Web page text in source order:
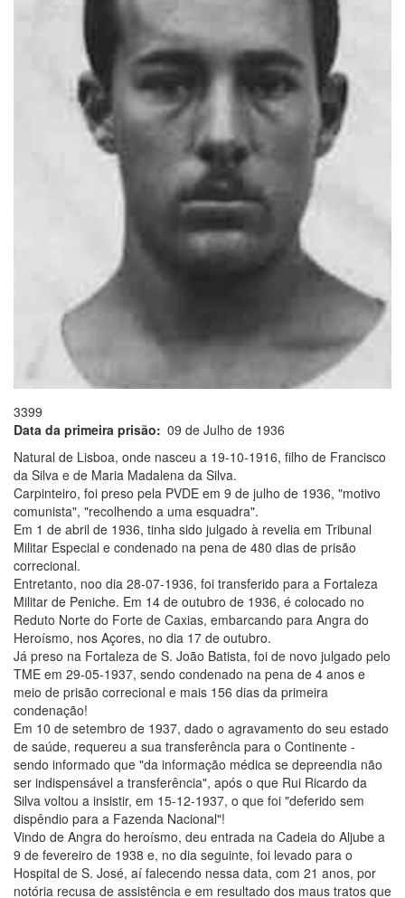
3399
Data da primeira prisão
09 de Julho de 1936
Natural de Lisboa, onde nasceu a 19-10-1916, filho de Francisco
da Silva e de Maria Madalena da Silva.
Carpinteiro, foi preso pela PVDE em 9 de julho de 1936, "motivo
comunista", "recolhendo a uma esquadra".
Em 1 de abril de 1936, tinha sido julgado à revelia em Tribunal
Militar Especial e condenado na pena de 480 dias de prisão
correcional.
Entretanto, noo dia 28-07-1936, foi transferido para a Fortaleza
Militar de Peniche. Em 14 de outubro de 1936, é colocado no
Reduto Norte do Forte de Caxias, embarcando para Angra do
Heroísmo, nos Açores, no dia 17 de outubro.
Já preso na Fortaleza de S. João Batista, foi de novo julgado pelo
TME em 29-05-1937, sendo condenado na pena de 4 anos e
meio de prisão correcional e mais 156 dias da primeira
condenação!
Em 10 de setembro de 1937, dado o agravamento do seu estado
de saúde, requereu a sua transferência para o Continente -
sendo informado que "da informação médica se depreendia não
ser indispensável a transferência", após o que Rui Ricardo da
Silva voltou a insistir, em 15-12-1937, o que foi "deferido sem
dispêndio para a Fazenda Nacional"!
Vindo de Angra do heroísmo, deu entrada na Cadeia do Aljube a
9 de fevereiro de 1938 e, no dia seguinte, foi levado para o
Hospital de S. José, aí falecendo nessa data, com 21 anos, por
notória recusa de assistência e em resultado dos maus tratos que